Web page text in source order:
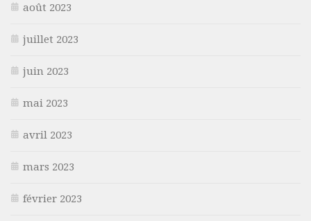
août 2023
juillet 2023
juin 2023
mai 2023
avril 2023
mars 2023
février 2023